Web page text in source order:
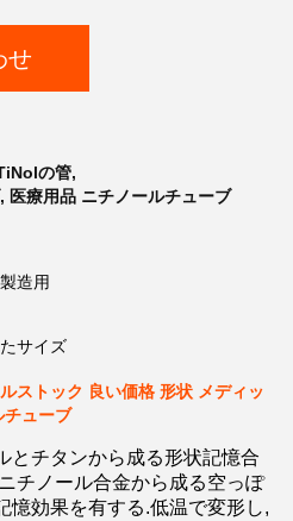
せ
の管,
, 医療用品 ニチノールチューブ
造用
サイズ
ストック 良い価格 形状 メディッ
チューブ
とチタンから成る形状記憶合
チノール合金から成る空っぽ
憶効果を有する.低温で変形し,